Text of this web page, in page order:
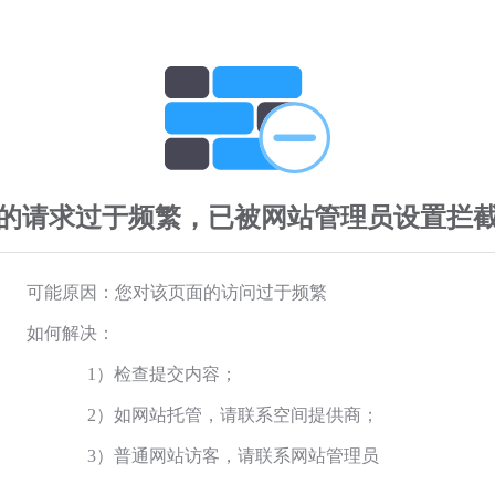
请求过于频繁，已被网站管理员设置拦
可能原因：您对该页面的访问过于频繁
如何解决：
1）检查提交内容；
2）如网站托管，请联系空间提供商；
3）普通网站访客，请联系网站管理员